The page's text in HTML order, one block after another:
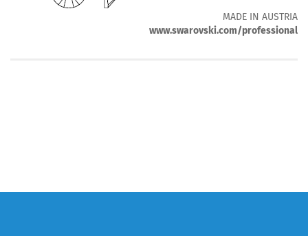
MADE IN AUSTRIA
www.swarovski.com/professional